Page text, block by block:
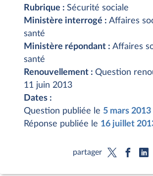
Rubrique : Sécurité sociale
Ministère interrogé : Affaires
santé
Ministère répondant : Affaires
santé
Renouvellement : Question
11 juin 2013
Dates :
Question publiée le 5 mars 2013
Réponse publiée le 16 juillet
partager